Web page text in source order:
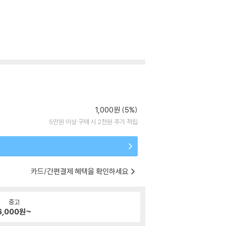
1,000원 (5%)
5만원 이상 구매 시 2천원 추가 적립
카드/간편결제 혜택을 확인하세요
중고
원~